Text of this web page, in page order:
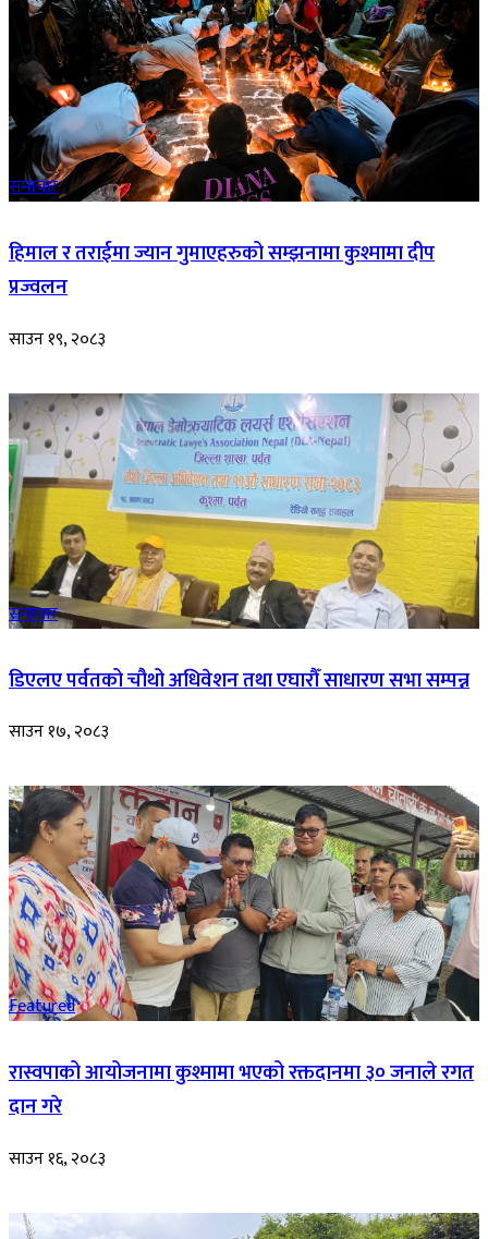
समाचार
हिमाल र तराईमा ज्यान गुमाएहरुको सम्झनामा कुश्मामा दीप
प्रज्वलन
साउन १९, २०८३
समाचार
डिएलए पर्वतको चौथो अधिवेशन तथा एघारौँ साधारण सभा सम्पन्न
साउन १७, २०८३
Featured
रास्वपाको आयोजनामा कुश्मामा भएको रक्तदानमा ३० जनाले रगत
दान गरे
साउन १६, २०८३